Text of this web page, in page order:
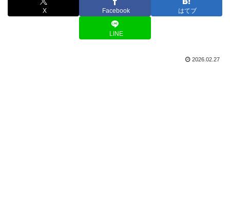
X Facebook はてブ
LINE
2026.02.27